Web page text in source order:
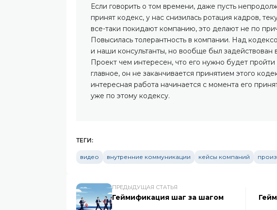
Если говорить о том времени, даже пусть
принят кодекс, у нас снизилась ротация кадров,
все-таки покидают компанию, это делают не по
Повысилась толерантность в компании. Над
и наши консультанты, но вообще был
Проект чем интересен, что его нужно будет
главное, он не заканчивается принятием этого
интересная работа начинается с момента его
уже по этому кодексу.
ТЕГИ:
видео внутренние коммуникации кейсы компаний
ПРЕДЫДУЩАЯ СТАТЬЯ
Геймификация шаг за шагом